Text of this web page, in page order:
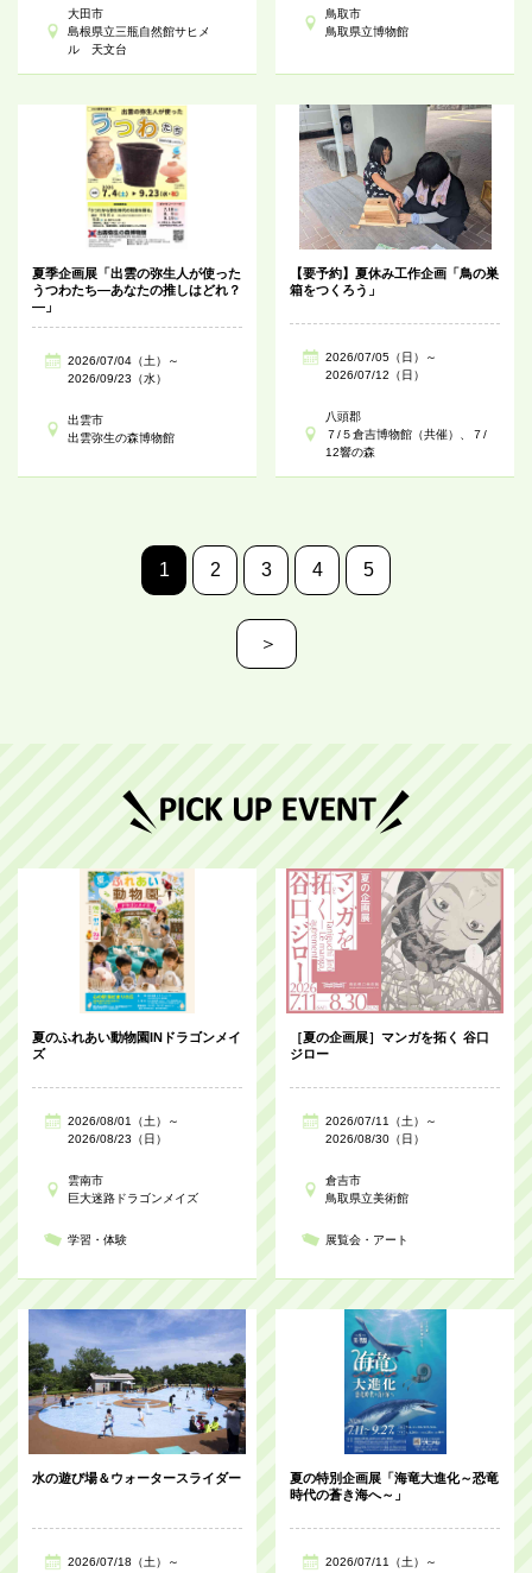
大田市
島根県立三瓶自然館サヒメ
ル 天文台
鳥取市
鳥取県立博物館
夏季企画展「出雲の弥生人が使った
うつわたち―あなたの推しはどれ？
―」
2026/07/04（土）～
2026/09/23（水）
出雲市
出雲弥生の森博物館
【要予約】夏休み工作企画「鳥の巣
箱をつくろう」
2026/07/05（日）～
2026/07/12（日）
八頭郡
７/５倉吉博物館（共催）、７/
12響の森
1 2 3 4 5
＞
夏のふれあい動物園INドラゴンメイ
ズ
2026/08/01（土）～
2026/08/23（日）
雲南市
巨大迷路ドラゴンメイズ
学習・体験
［夏の企画展］マンガを拓く 谷口
ジロー
2026/07/11（土）～
2026/08/30（日）
倉吉市
鳥取県立美術館
展覧会・アート
水の遊び場＆ウォータースライダー
2026/07/18（土）～
夏の特別企画展「海竜大進化～恐竜
時代の蒼き海へ～」
2026/07/11（土）～